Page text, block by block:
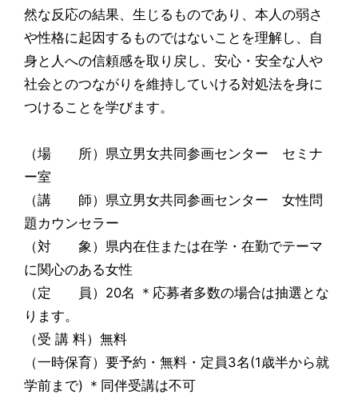
然な反応の結果、生じるものであり、本人の弱さ
や性格に起因するものではないことを理解し、自
身と人への信頼感を取り戻し、安心・安全な人や
社会とのつながりを維持していける対処法を身に
つけることを学びます。
（場 所）県立男女共同参画センター セミナ
ー室
（講 師）県立男女共同参画センター 女性問
題カウンセラー
（対 象）県内在住または在学・在勤でテーマ
に関心のある女性
（定 員）20名 ＊応募者多数の場合は抽選とな
ります。
（受 講 料）無料
（一時保育）要予約・無料・定員3名(1歳半から就
学前まで) ＊同伴受講は不可